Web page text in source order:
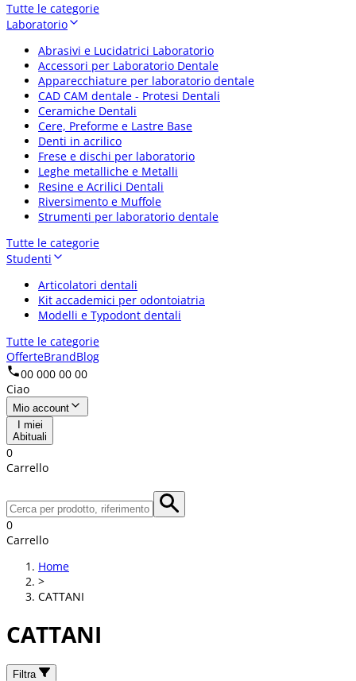
Tutte le categorie
Laboratorio
Abrasivi e Lucidatrici Laboratorio
Accessori per Laboratorio Dentale
Apparecchiature per laboratorio dentale
CAD CAM dentale - Protesi Dentali
Ceramiche Dentali
Cere, Preforme e Lastre Base
Denti in acrilico
Frese e dischi per laboratorio
Leghe metalliche e Metalli
Resine e Acrilici Dentali
Riversimento e Muffole
Strumenti per laboratorio dentale
Tutte le categorie
Studenti
Articolatori dentali
Kit accademici per odontoiatria
Modelli e Typodont dentali
Tutte le categorie
OfferteBrandBlog
00 000 00 00
Ciao
Mio account
I miei
Abituali
0
Carrello
0
Carrello
Home
>
CATTANI
CATTANI
Filtra